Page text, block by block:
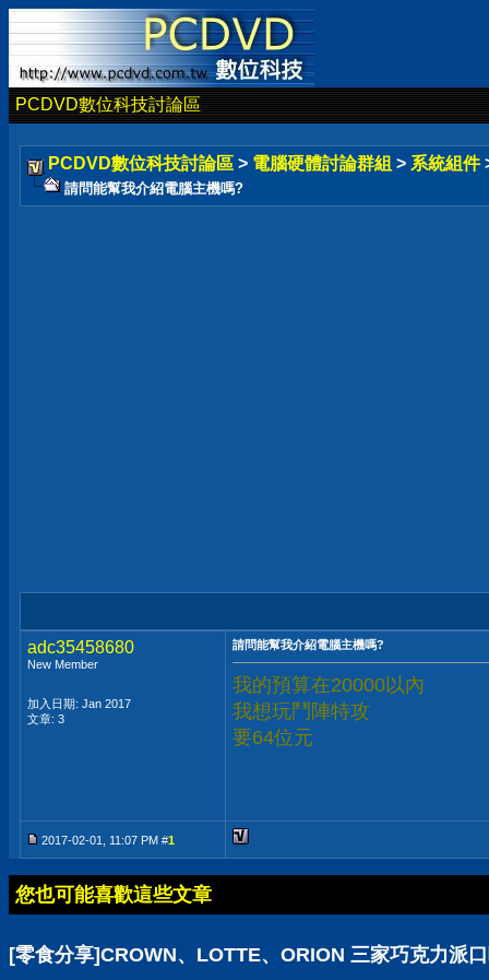
PCDVD數位科技討論區
PCDVD數位科技討論區 > 電腦硬體討論群組 > 系統組件
請問能幫我介紹電腦主機嗎?
adc35458680
New Member
加入日期: Jan 2017
文章: 3
請問能幫我介紹電腦主機嗎?
我的預算在20000以內
我想玩鬥陣特攻
要64位元
2017-02-01, 11:07 PM #1
您也可能喜歡這些文章
[零食分享]CROWN、LOTTE、ORION 三家巧克力派